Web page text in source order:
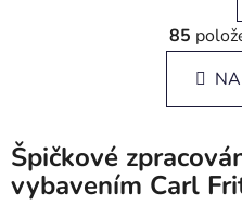
85
Špičkové
vybavením Carl